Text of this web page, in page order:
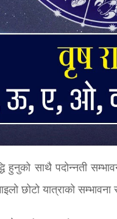
साथै पदोन्नती
छोटो यात्राको